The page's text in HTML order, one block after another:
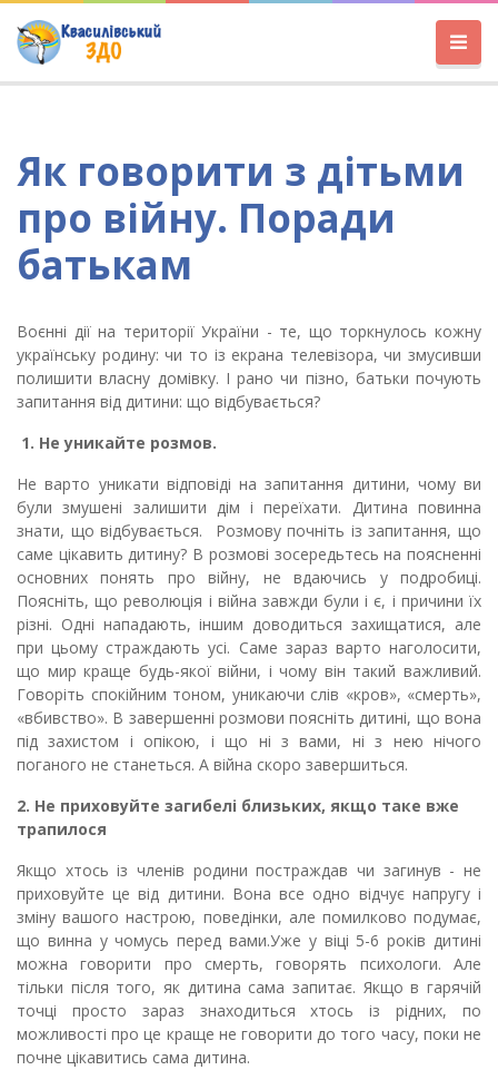
Як говорити з дітьми
про війну. Поради
батькам
Воєнні дії на території України - те, що торкнулось кожну
українську родину: чи то із екрана телевізора, чи змусивши
полишити власну домівку. І рано чи пізно, батьки почують
запитання від дитини: що відбувається?
1. Не уникайте розмов.
Не варто уникати відповіді на запитання дитини, чому ви
були змушені залишити дім і переїхати. Дитина повинна
знати, що відбувається. Розмову почніть із запитання, що
саме цікавить дитину? В розмові зосередьтесь на поясненні
основних понять про війну, не вдаючись у подробиці.
Поясніть, що революція і війна завжди були і є, і причини їх
різні. Одні нападають, іншим доводиться захищатися, але
при цьому страждають усі. Саме зараз варто наголосити,
що мир краще будь-якої війни, і чому він такий важливий.
Говоріть спокійним тоном, уникаючи слів «кров», «смерть»,
«вбивство». В завершенні розмови поясніть дитині, що вона
під захистом і опікою, і що ні з вами, ні з нею нічого
поганого не станеться. А війна скоро завершиться.
2. Не приховуйте загибелі близьких, якщо таке вже
трапилося
Якщо хтось із членів родини постраждав чи загинув - не
приховуйте це від дитини. Вона все одно відчує напругу і
зміну вашого настрою, поведінки, але помилково подумає,
що винна у чомусь перед вами.Уже у віці 5-6 років дитині
можна говорити про смерть, говорять психологи. Але
тільки після того, як дитина сама запитає. Якщо в гарячій
точці просто зараз знаходиться хтось із рідних, по
можливості про це краще не говорити до того часу, поки не
почне цікавитись сама дитина.